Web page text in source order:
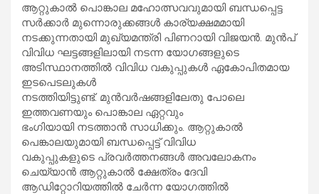
ആറ്റുകാൽ പൊങ്കാല മഹോത്സവവുമായി ബന്ധപ്പെട്ട
സർക്കാർ മുന്നൊരുക്കങ്ങൾ കാര്യക്ഷമമായി
നടക്കുന്നതായി മുഖ്യമന്ത്രി പിണറായി വിജയൻ. മുൻപ്
വിവിധ ഘട്ടങ്ങളിലായി നടന്ന യോഗങ്ങളുടെ
അടിസ്ഥാനത്തിൽ വിവിധ വകുപ്പുകൾ ഏകോപിതമായ
ഇടപെടലുകൾ
നടത്തിയിട്ടുണ്ട്. മുൻവർഷങ്ങളിലേതു പോലെ
ഇത്തവണയും പൊങ്കാല ഏറ്റവും
ഭംഗിയായി നടത്താൻ സാധിക്കും. ആറ്റുകാൽ
പെങ്കാലയുമായി ബന്ധപ്പെട്ട് വിവിധ
വകുപ്പുകളുടെ പ്രവർത്തനങ്ങൾ അവലോകനം
ചെയ്യാൻ ആറ്റുകാൽ ക്ഷേത്രം ദേവി
ആഡിറ്റോറിയത്തിൽ ചേർന്ന യോഗത്തിൽ